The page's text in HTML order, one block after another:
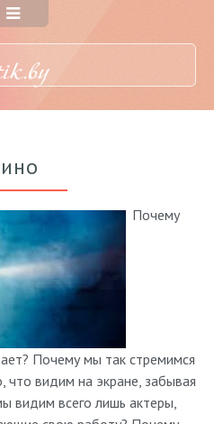
Почему
Почему мы так стремимся
что видим на экране, забывая
видим всего лишь актеры,